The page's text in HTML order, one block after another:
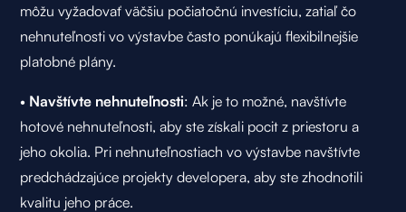
môžu vyžadovať väčšiu počiatočnú investíciu, zatiaľ čo
nehnuteľnosti vo výstavbe často ponúkajú flexibilnejšie
platobné plány.
• Navštívte nehnuteľnosti: Ak je to možné, navštívte
hotové nehnuteľnosti, aby ste získali pocit z priestoru a
jeho okolia. Pri nehnuteľnostiach vo výstavbe navštívte
predchádzajúce projekty developera, aby ste zhodnotili
kvalitu jeho práce.